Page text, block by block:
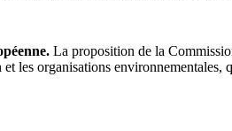
La proposition de la
organisations environnementales,